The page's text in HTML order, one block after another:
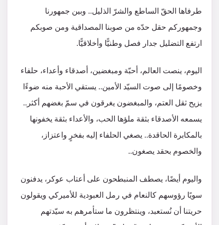
طرفاها الحقّ الساطع والشرّ الذليل.. وبين جمهورنا
وجمهوركم حقل حدّه من صوبنا المصداقية ومن صوبكم
ارتفع التضليل جدار فصل وطنيًّا وأخلاقيًّا.
اليوم، ينصت العالم، أحبّة ومبغضين، أصدقاء وأعداء، حلفاء
وخصومًا إلى صوت السيّد الأمين.. يستقي الأحبة منه ضوءًا
يزيح ثقل العتم، والمبغضون يغرقون في سمّ بغضهم أكثر..
يسمعه الأصدقاء بثقة ملؤها الحب، والأعداء بثقة يخفونها
بالمكابرة الحاقدة.. يصغي الحلفاء إليه بفخرٍ واعتزاز،
والخصوم بحقد يصغون..
واليوم أيضًا، يصطف المنبطحون على أعتاب عوكر، يدفنون
سويًا رؤوسهم كالنعام في رمل العبودية للأميركي ويقولون
حريتنا أن نُستعبد، وينتظرون ما ستأمرهم به سيّدتهم